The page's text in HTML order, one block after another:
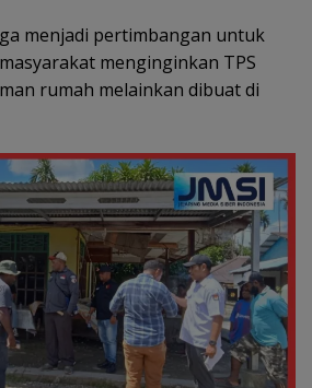
menjadi pertimbangan untuk
menginginkan TPS
rumah melainkan dibuat di